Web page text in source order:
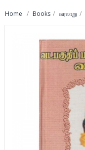
Home Books வரலாறு